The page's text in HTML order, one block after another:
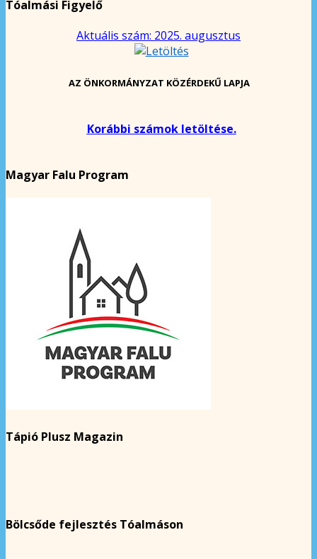
Tóalmási Figyelő
Aktuális szám: 2025. augusztus
AZ ÖNKORMÁNYZAT KÖZÉRDEKŰ LAPJA
Korábbi számok letöltése.
Magyar Falu Program
Tápió Plusz Magazin
Bölcsőde fejlesztés Tóalmáson